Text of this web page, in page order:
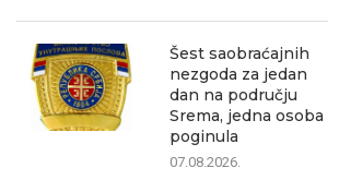
Šest saobraćajnih
nezgoda za jedan
dan na području
Srema, jedna osoba
poginula
07.08.2026.